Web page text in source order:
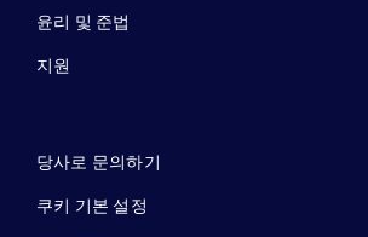
윤리 및 준법
지원
당사로 문의하기
쿠키 기본 설정